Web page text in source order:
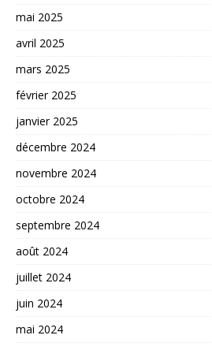
mai 2025
avril 2025
mars 2025
février 2025
janvier 2025
décembre 2024
novembre 2024
octobre 2024
septembre 2024
août 2024
juillet 2024
juin 2024
mai 2024